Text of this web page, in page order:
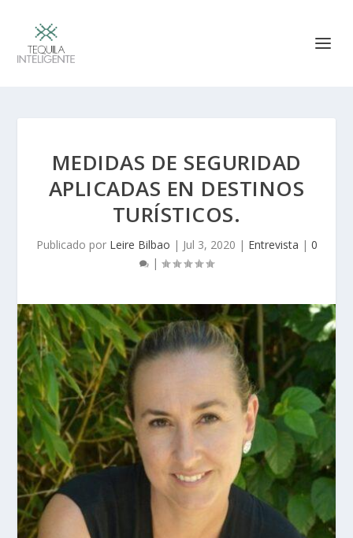
MEDIDAS DE SEGURIDAD
APLICADAS EN DESTINOS
TURÍSTICOS.
Publicado por Leire Bilbao | Jul 3, 2020 | Entrevista | 0
|